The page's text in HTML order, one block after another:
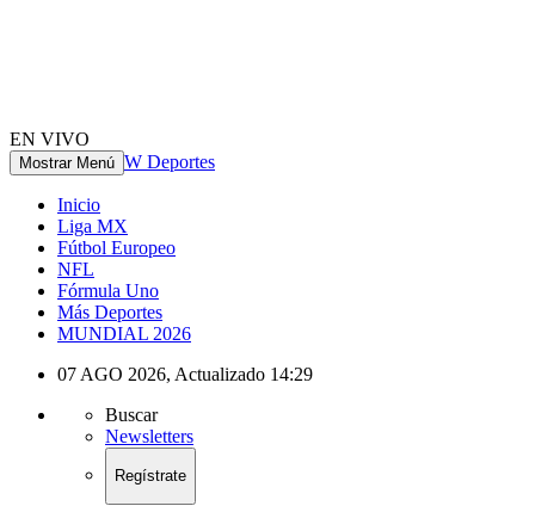
EN VIVO
Mostrar Menú W Deportes
Inicio
Liga MX
Fútbol Europeo
NFL
Fórmula Uno
Más Deportes
MUNDIAL 2026
07 AGO 2026, Actualizado 14:29
Buscar
Newsletters
Regístrate